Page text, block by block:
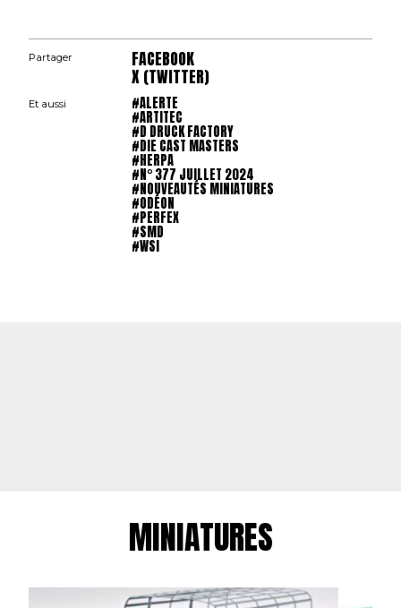
Partager FACEBOOK
X (TWITTER)
Et aussi #ALERTE
#ARTITEC
#D DRUCK FACTORY
#DIE CAST MASTERS
#HERPA
#N° 377 JUILLET 2024
#NOUVEAUTÉS MINIATURES
#ODÉON
#PERFEX
#SMD
#WSI
MINIATURES